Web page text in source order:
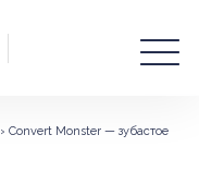
Convert Monster — зубастое